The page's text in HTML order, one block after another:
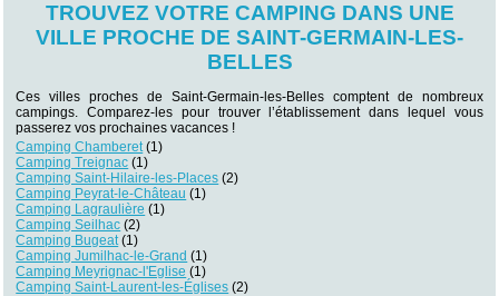
TROUVEZ VOTRE CAMPING DANS UNE
VILLE PROCHE DE SAINT-GERMAIN-LES-
BELLES
Ces villes proches de Saint-Germain-les-Belles comptent de nombreux
campings. Comparez-les pour trouver l’établissement dans lequel vous
passerez vos prochaines vacances !
Camping Chamberet(1)
Camping Treignac (1)
Camping Saint-Hilaire-les-Places (2)
Camping Peyrat-le-Château (1)
Camping Lagraulière (1)
Camping Seilhac (2)
Camping Bugeat(1)
Camping Jumilhac-le-Grand (1)
Camping Meyrignac-l'Eglise (1)
Camping Saint-Laurent-les-Églises (2)